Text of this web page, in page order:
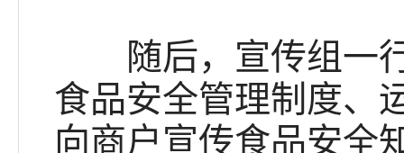
随后，宣传组一行
食品安全管理制度、
向商户宣传食品安全